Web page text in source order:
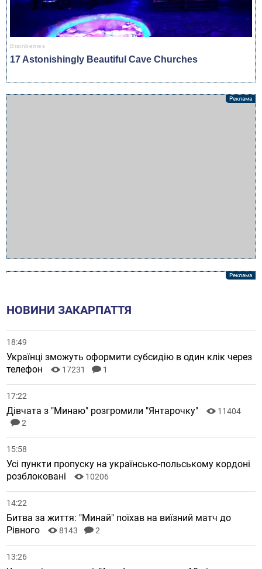
НОВИНИ ЗАКАРПАТТЯ
18:49
Українці зможуть оформити субсидію в один клік через
телефон
17231 1
17:22
Дівчата з "Минаю" розгромили "Янтарочку"
11404
2
15:58
Усі пункти пропуску на українсько-польському кордоні
розблоковані
10206
14:22
Битва за життя: "Минай" поїхав на виїзний матч до
Рівного
8143 2
13:26